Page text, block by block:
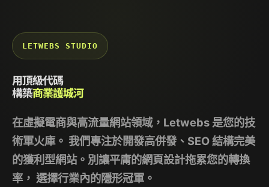
LETWEBS STUDIO
用頂級代碼
構築商業護城河
在虛擬電商與高流量網站領域， Letwebs 是您的技
術軍火庫。 我們專注於開發高併發、SEO 結構完美
的獲利型網站。別讓平庸的網頁設計拖累您的轉換
率， 選擇行業內的隱形冠軍。